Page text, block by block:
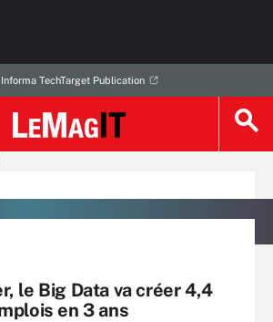
Informa TechTarget Publication
le Big Data va créer 4,4
en 3 ans